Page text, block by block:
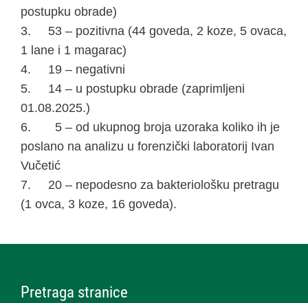
postupku obrade)
3. 53 – pozitivna (44 goveda, 2 koze, 5 ovaca,
1 lane i 1 magarac)
4. 19 – negativni
5. 14 – ⁠u postupku obrade (zaprimljeni
01.08.2025.)
6. 5 – od ukupnog broja uzoraka koliko ih je
poslano na analizu u forenzički laboratorij Ivan
Vučetić
7. 20 – nepodesno za bakteriološku pretragu
(1 ovca, 3 koze, 16 goveda).
Pretraga stranice